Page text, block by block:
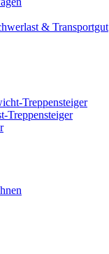
& Transportgut
Treppensteiger
Treppensteiger